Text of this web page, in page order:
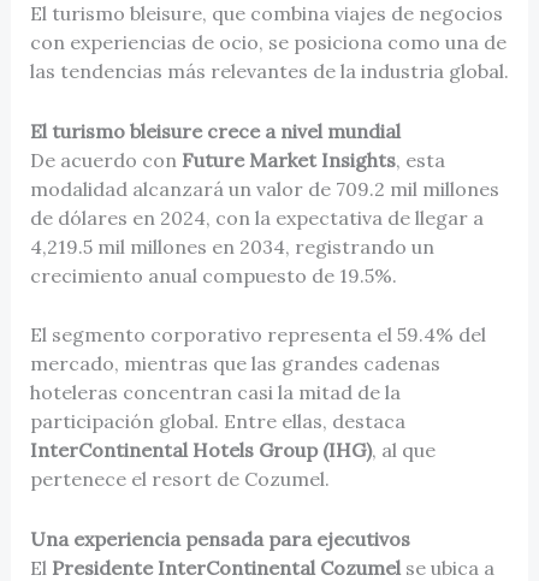
El turismo bleisure, que combina viajes de negocios
con experiencias de ocio, se posiciona como una de
las tendencias más relevantes de la industria global.
El turismo bleisure crece a nivel mundial
De acuerdo con Future Market Insights, esta
modalidad alcanzará un valor de 709.2 mil millones
de dólares en 2024, con la expectativa de llegar a
4,219.5 mil millones en 2034, registrando un
crecimiento anual compuesto de 19.5%.
El segmento corporativo representa el 59.4% del
mercado, mientras que las grandes cadenas
hoteleras concentran casi la mitad de la
participación global. Entre ellas, destaca
InterContinental Hotels Group (IHG), al que
pertenece el resort de Cozumel.
Una experiencia pensada para ejecutivos
El Presidente InterContinental Cozumelse ubica a